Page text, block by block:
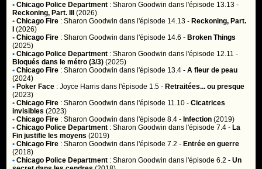
• Chicago Police Department :Sharon Goodwin dans l'épisode 13.13 -
Reckoning, Part. III
(2026)
• Chicago Fire :Sharon Goodwin dans l'épisode 14.13 - Reckoning, Part.
(2026)
• Chicago Fire :Sharon Goodwin dans l'épisode 14.6 - Broken Things
(2025)
• Chicago Police Department :Sharon Goodwin dans l'épisode 12.11 -
Bloqués dans le métro (3/3) (2025)
• Chicago Fire :Sharon Goodwin dans l'épisode 13.4 -A fleur de peau
(2024)
• Poker Face :Joyce Harris dans l'épisode 1.5 - Retraitées... ou presque
(2023)
• Chicago Fire :Sharon Goodwin dans l'épisode 11.10 -Cicatrices
invisibles (2023)
• Chicago Fire :Sharon Goodwin dans l'épisode 8.4 - Infection (2019)
• Chicago Police Department :Sharon Goodwin dans l'épisode 7.4 - La
Fin justifie les moyens (2019)
• Chicago Fire :Sharon Goodwin dans l'épisode 7.2 - Entrée en guerre
(2018)
• Chicago Police Department :Sharon Goodwin dans l'épisode 6.2 -Un